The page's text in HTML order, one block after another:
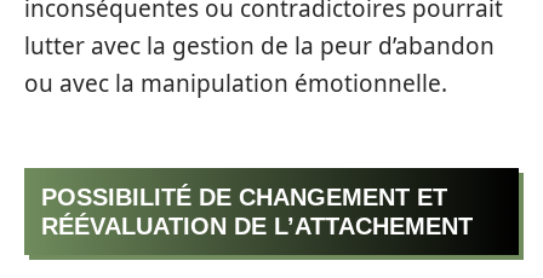
inconséquentes ou contradictoires pourrait
lutter avec la gestion de la peur d’abandon
ou avec la manipulation émotionnelle.
POSSIBILITÉ DE CHANGEMENT ET
RÉÉVALUATION DE L’ATTACHEMENT